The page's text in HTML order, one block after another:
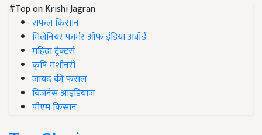
#Top on Krishi Jagran
सफल किसान
मिलेनियर फार्मर ऑफ इंडिया अवॉर्ड
महिंद्रा ट्रैक्टर्स
कृषि मशीनरी
जायद की फसल
बिज़नेस आइडियाज
पीएम किसान